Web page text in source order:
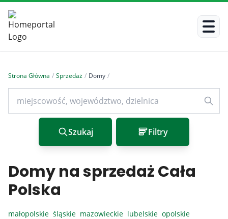
Strona Główna / Sprzedaż / Domy /
Szukaj Filtry
Domy na sprzedaż Cała
Polska
małopolskie śląskie mazowieckie lubelskie opolskie